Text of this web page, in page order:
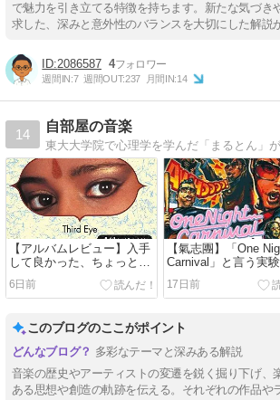
で魅力を引き立てる特徴を持ちます。新たな気づき
求した、深みと意外性のバランスを大切にした解説
2086587 4
週間IN:7 週間OUT:237 月間IN:14
14
自部屋の音楽
【アルバムレビュー】入手
して良かった、ちょっとレ
アなおすすめアルバム5枚
を紹介
6日前
【氣志團】「One
Carnival」と言う実
ヒットによりバンド
期に？
17日前
このブログのここがポイント
多彩なテーマと深みある解説
音楽の歴史やアーティストの変遷を鋭く掘り下げ、
ある思想や創造の軌跡を伝える。それぞれの作品や